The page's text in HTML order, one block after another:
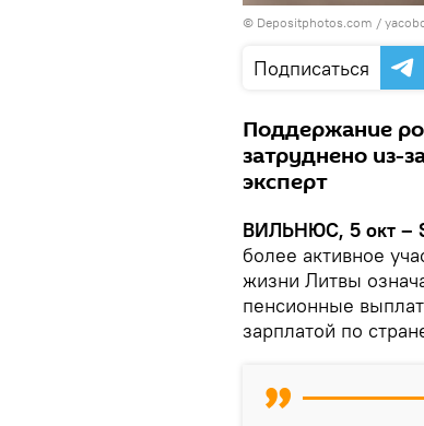
© Depositphotos.com /
Подписаться
Поддержание
затруднено из-
эксперт
ВИЛЬНЮС, 5 окт –
более активное
жизни Литвы
пенсионные
зарплатой по